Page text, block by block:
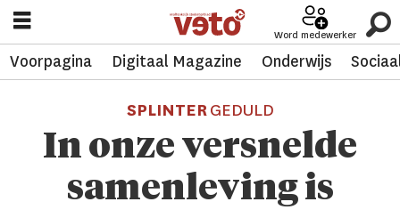
Word medewerker
Voorpagina Digitaal Magazine Onderwijs
SPLINTERGEDULD
In onze versnelde
samenleving is